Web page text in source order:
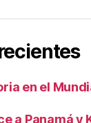
en el
a Panamá y